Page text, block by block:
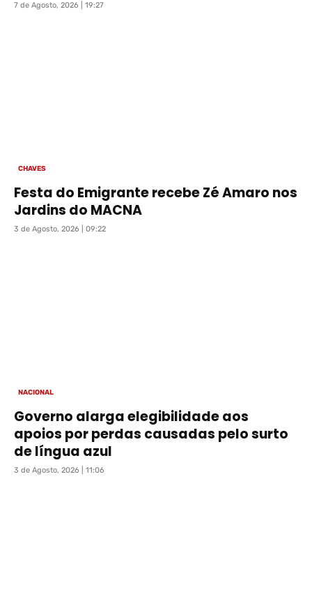
7 de Agosto, 2026 | 19:27
CHAVES
Festa do Emigrante recebe Zé Amaro nos
Jardins do MACNA
3 de Agosto, 2026 | 09:22
NACIONAL
Governo alarga elegibilidade aos
apoios por perdas causadas pelo surto
de língua azul
3 de Agosto, 2026 | 11:06